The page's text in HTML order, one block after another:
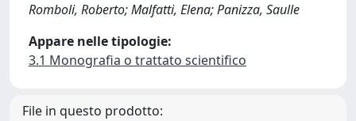
Romboli, Roberto; Malfatti, Elena; Panizza, Saulle
Appare nelle tipologie:
3.1 Monografia o trattato scientifico
File in questo prodotto: